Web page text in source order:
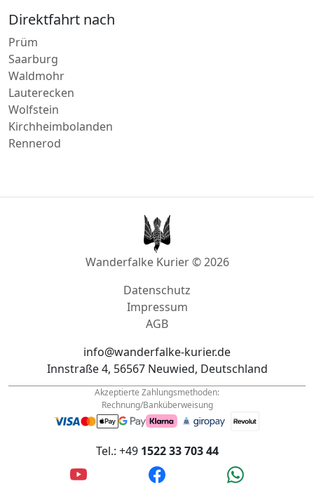
Kaisersesch
Direktfahrt nach
Prüm
Saarburg
Waldmohr
Lauterecken
Wolfstein
Wanderfalke Kurier © 2026
Datenschutz
AGB
info@wanderfalke-kurier.de
Innstraße 4, 56567 Neuwied, Deutschland
Akzeptierte Zahlungsmethoden:
1522 33 703 44